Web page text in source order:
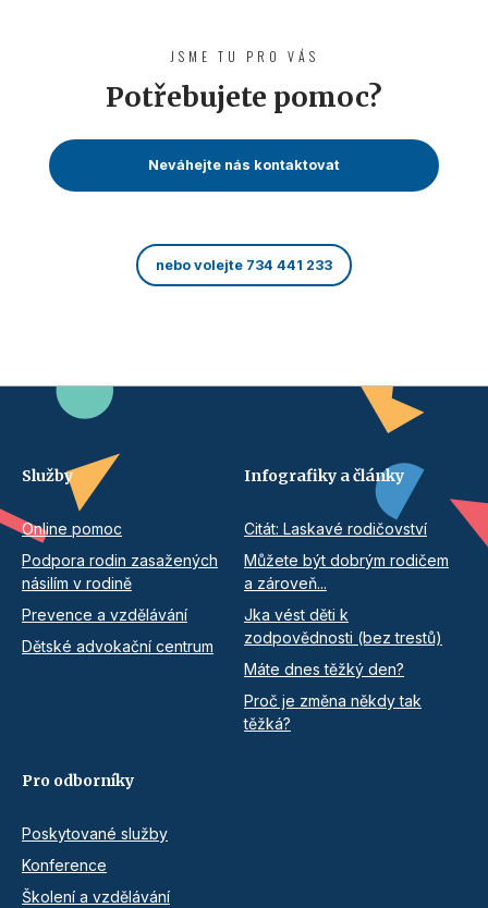
JSME TU PRO VÁS
Potřebujete pomoc?
Neváhejte nás kontaktovat
nebo volejte 734 441 233
Služby
Online pomoc
Podpora rodin zasažených
násilím v rodině
Prevence a vzdělávání
Dětské advokační centrum
Infografiky a články
Citát: Laskavé rodičovství
Můžete být dobrým rodičem
a zároveň...
Jka vést děti k
zodpovědnosti (bez trestů)
Máte dnes těžký den?
Proč je změna někdy tak
těžká?
Pro odborníky
Poskytované služby
Konference
Školení a vzdělávání